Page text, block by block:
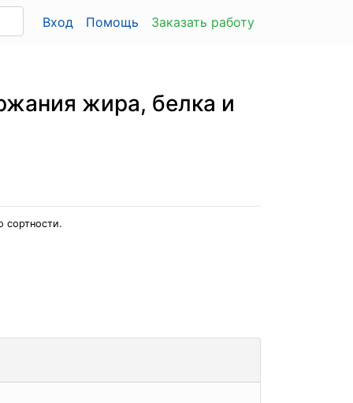
Вход Помощь Заказать работу
жира, белка и
сортности.